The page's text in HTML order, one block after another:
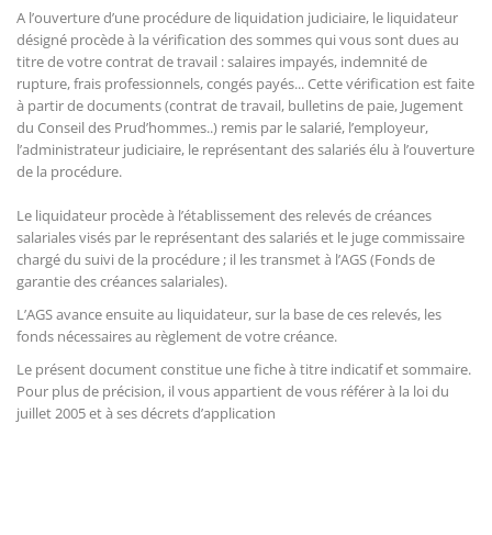
A l’ouverture d’une procédure de liquidation judiciaire, le liquidateur
désigné procède à la vérification des sommes qui vous sont dues au
titre de votre contrat de travail : salaires impayés, indemnité de
rupture, frais professionnels, congés payés... Cette vérification est faite
à partir de documents (contrat de travail, bulletins de paie, Jugement
du Conseil des Prud’hommes..) remis par le salarié, l’employeur,
l’administrateur judiciaire, le représentant des salariés élu à l’ouverture
de la procédure.
Le liquidateur procède à l’établissement des relevés de créances
salariales visés par le représentant des salariés et le juge commissaire
chargé du suivi de la procédure ; il les transmet à l’AGS (Fonds de
garantie des créances salariales).
L’AGS avance ensuite au liquidateur, sur la base de ces relevés, les
fonds nécessaires au règlement de votre créance.
Le présent document constitue une fiche à titre indicatif et sommaire.
Pour plus de précision, il vous appartient de vous référer à la loi du
juillet 2005 et à ses décrets d’application